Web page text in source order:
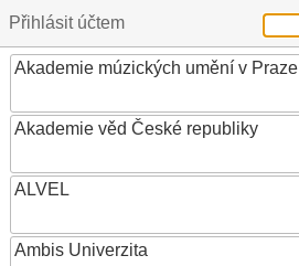
Přihlásit účtem
Akademie múzických umění v Praze
Akademie věd České republiky
ALVEL
Ambis Univerzita